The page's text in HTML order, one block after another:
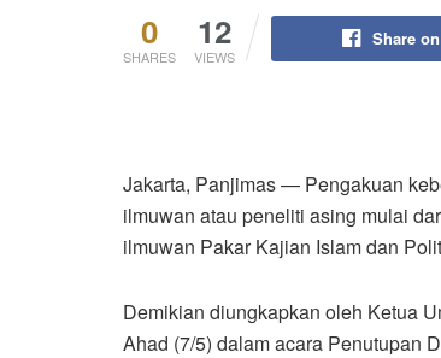
0
SHARES
12
VIEWS
Share
Jakarta, Panjimas — Pengakuan
ilmuwan atau peneliti asing mulai
ilmuwan Pakar Kajian Islam dan
Demikian diungkapkan oleh Ketua
Ahad (7/5) dalam acara Penutupan